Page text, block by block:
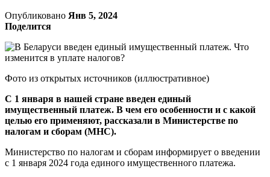
Опубликовано Янв 5, 2024
Поделится
Фото из открытых источников (иллюстративное)
С 1 января в нашей стране введен единый
имущественный платеж. В чем его особенности и с какой
целью его применяют, рассказали в Министерстве по
налогам и сборам (МНС).
Министерство по налогам и сборам информирует о введении
с 1 января 2024 года единого имущественного платежа.